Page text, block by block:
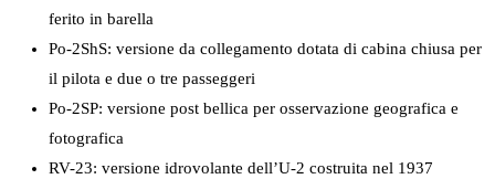
ferito in barella
Po-2ShS: versione da collegamento dotata di cabina chiusa per
il pilota e due o tre passeggeri
Po-2SP: versione post bellica per osservazione geografica e
fotografica
RV-23: versione idrovolante dell’U-2 costruita nel 1937